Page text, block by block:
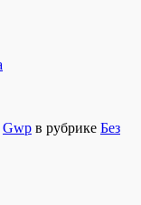
Gwp в рубрике Без